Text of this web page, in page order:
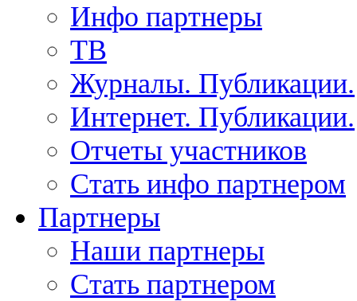
Инфо партнеры
ТВ
Журналы. Публикации.
Интернет. Публикации.
Отчеты участников
Стать инфо партнером
Партнеры
Наши партнеры
Стать партнером